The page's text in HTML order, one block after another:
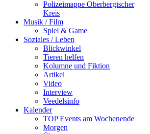
Polizeimappe Oberbergischer
Kreis
Musik / Film
Spiel & Game
Soziales / Leben
Blickwinkel
Tieren helfen
Kolumne und Fiktion
Artikel
Video
Interview
Veedelsinfo
Kalender
TOP Events am Wochenende
Morgen